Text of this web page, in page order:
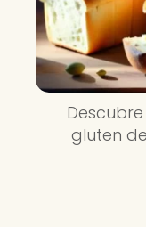
gluten